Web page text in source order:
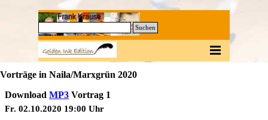
Direkt zum Seiteninhalt
Suchen
Vorträge in Naila/Marxgrün 2020
Download MP3 Vortrag 1
Fr. 02.10.2020 19:00 Uhr